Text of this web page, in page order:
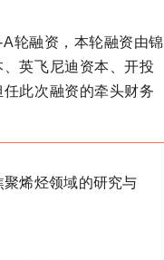
轮融资，本轮融资由锦
英飞尼迪资本、开投
此次融资的牵头财务
烯烃领域的研究与